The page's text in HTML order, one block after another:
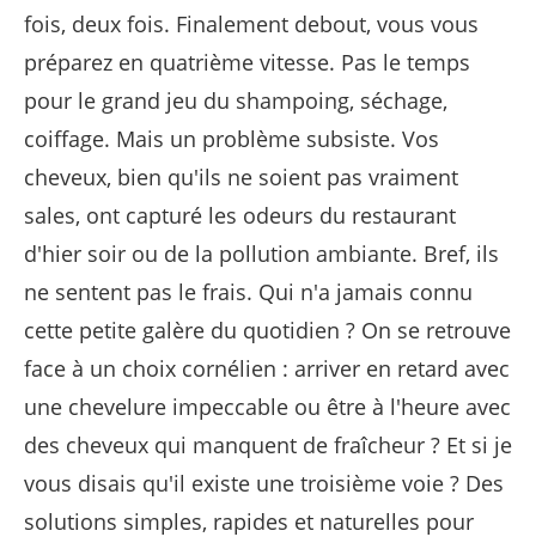
fois, deux fois. Finalement debout, vous vous
préparez en quatrième vitesse. Pas le temps
pour le grand jeu du shampoing, séchage,
coiffage. Mais un problème subsiste. Vos
cheveux, bien qu'ils ne soient pas vraiment
sales, ont capturé les odeurs du restaurant
d'hier soir ou de la pollution ambiante. Bref, ils
ne sentent pas le frais. Qui n'a jamais connu
cette petite galère du quotidien ? On se retrouve
face à un choix cornélien : arriver en retard avec
une chevelure impeccable ou être à l'heure avec
des cheveux qui manquent de fraîcheur ? Et si je
vous disais qu'il existe une troisième voie ? Des
solutions simples, rapides et naturelles pour